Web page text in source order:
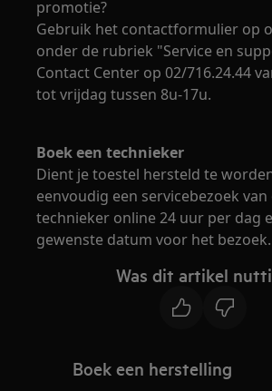
promotie?
Gebruik het contactformulier op
onder de rubriek "Service en
Contact Center op 02/716.24.44
tot vrijdag tussen 8u-17u.
Boek een technieker
Dient je toestel hersteld te
eenvoudig een servicebezoek van
technieker online 24 uur per dag
gewenste datum voor het bezoek.
Was dit artikel
Boek een herstelling